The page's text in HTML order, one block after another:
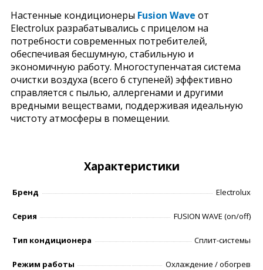
Настенные кондиционеры Fusion Wave от
Electrolux разрабатывались с прицелом на
потребности современных потребителей,
обеспечивая бесшумную, стабильную и
экономичную работу. Многоступенчатая система
очистки воздуха (всего 6 ступеней) эффективно
справляется с пылью, аллергенами и другими
вредными веществами, поддерживая идеальную
чистоту атмосферы в помещении.
Характеристики
Бренд Electrolux
Серия FUSION WAVE (on/off)
Тип кондиционера Сплит-системы
Режим работы Охлаждение / обогрев